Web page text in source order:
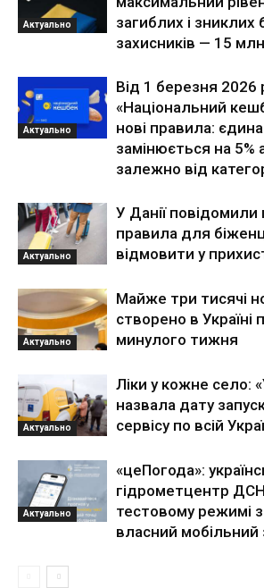
Актуально
загиблих і зниклих
захисників — 15
Актуально
Від 1 березня 2026
«Національний
нові правила:
замінюється на 5%
залежно від
Актуально
У Данії повідомили
правила для
відмовити у
Актуально
Майже три тисячі
створено в Україні
минулого тижня
Актуально
Ліки у кожне село:
назвала дату
сервісу по всій
Актуально
«цеПогода»:
гідрометцентр
тестовому режимі
власний мобільний